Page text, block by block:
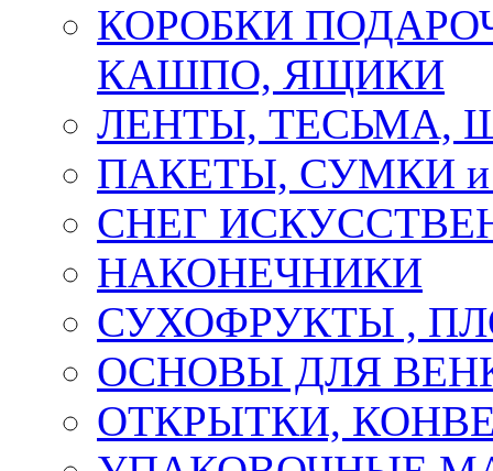
КОРОБКИ
КАШПО, ЯЩИКИ
ЛЕНТЫ, ТЕСЬМА,
ПАКЕТЫ, СУМКИ
СНЕГ
НАКОНЕЧНИКИ
СУХОФРУКТЫ ,
ОСНОВЫ ДЛЯ
ОТКРЫТКИ,